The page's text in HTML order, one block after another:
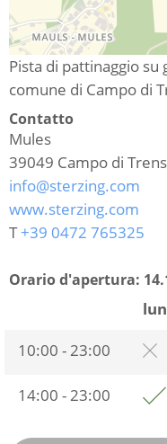
Pista di pattinaggio su
comune di Campo di
Contatto
Mules
39049 Campo di Trens
info@sterzing.com
www.sterzing.com
T+39 0472 765325
Orario d'apertura:
lun
10:00 - 23:00
14:00 - 23:00